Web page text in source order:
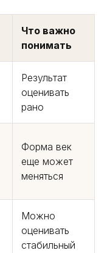
Что важно
понимать
Результат
оценивать
рано
Форма век
еще может
меняться
Можно
оценивать
стабильный